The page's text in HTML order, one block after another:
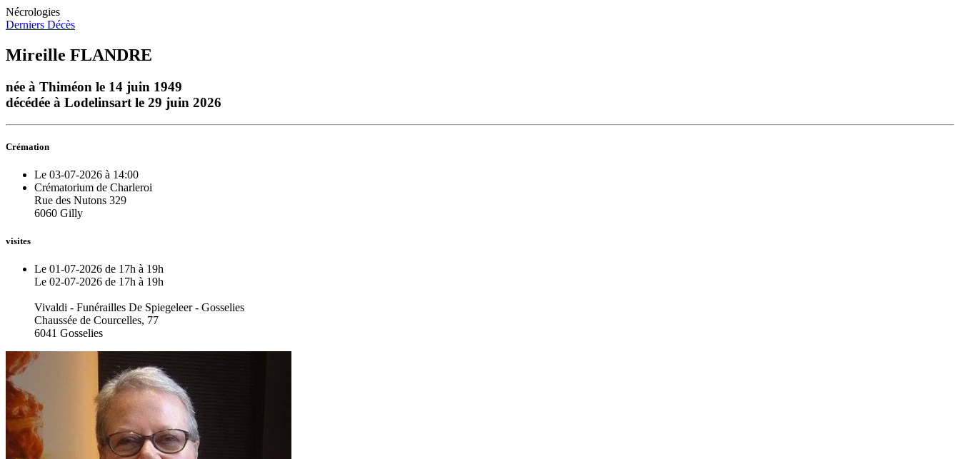
Nécrologies
Derniers Décès
Mireille FLANDRE
née à Thiméon le 14 juin 1949
décédée à Lodelinsart le 29 juin 2026
Crémation
Le 03-07-2026 à 14:00
Crématorium de Charleroi
Rue des Nutons 329
6060 Gilly
visites
Le 01-07-2026 de 17h à 19h
Le 02-07-2026 de 17h à 19h
Vivaldi - Funérailles De Spiegeleer - Gosselies
Chaussée de Courcelles, 77
6041 Gosselies